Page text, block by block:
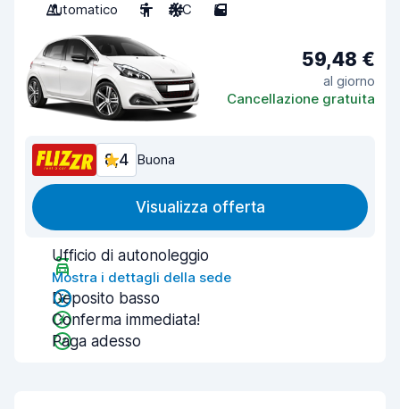
Automatico
5 A/C 5
59,48 €
al giorno
Cancellazione gratuita
8,4 Buona
Visualizza offerta
Ufficio di autonoleggio
Mostra i dettagli della sede
Deposito basso
Conferma immediata!
Paga adesso